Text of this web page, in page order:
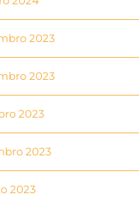
2023
2023
2023
2023
2023